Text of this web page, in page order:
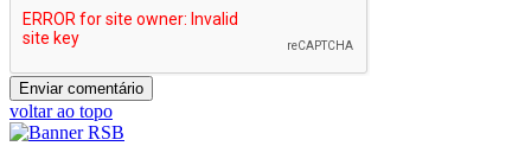
voltar ao topo